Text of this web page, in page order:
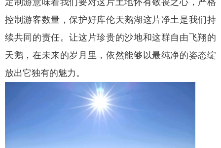
定制游意味着我们要对这片土地怀有敬畏之心，严格
控制游客数量，保护好库伦天鹅湖这片净土是我们持
续共同的责任。让这片珍贵的沙地和这群自由飞翔的
天鹅，在未来的岁月里，依然能够以最纯净的姿态绽
放出它独有的魅力。